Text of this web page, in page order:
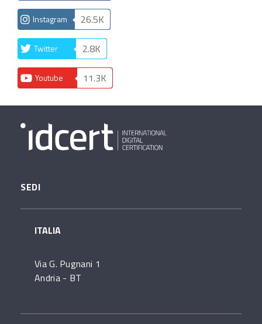
Instagram 26.5K
Twitter 2.8K
Youtube 11.3K
SEDI
ITALIA
Via G. Pugnani 1
Andria - BT